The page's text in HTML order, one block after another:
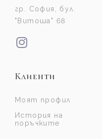
гр. София, бул.
"Витоша" 68
Клиенти
Моят профил
История на
поръчките